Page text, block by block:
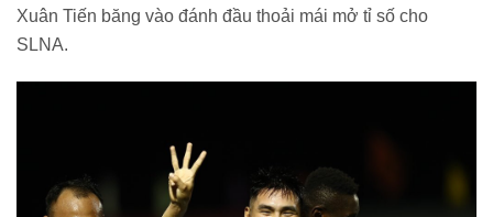
Xuân Tiến băng vào đánh đầu thoải mái mở tỉ số cho
SLNA.